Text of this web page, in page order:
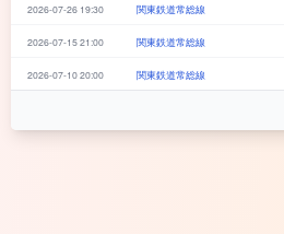
2026-07-26 19:30 関東鉄道常総線
2026-07-15 21:00 関東鉄道常総線
2026-07-10 20:00 関東鉄道常総線